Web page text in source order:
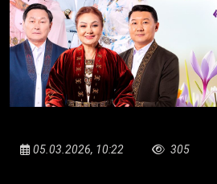
05.03.2026, 10:22 305